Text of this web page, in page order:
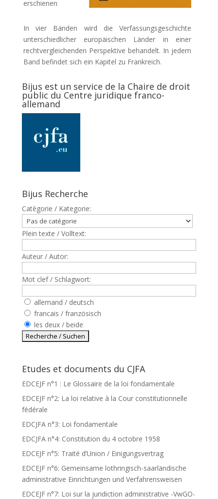
erschienen
In vier Bänden wird die Verfassungsgeschichte
unterschiedlicher europäischen Länder in einer
rechtvergleichenden Perspektive behandelt. In jedem
Band befindet sich ein Kapitel zu Frankreich.
Bijus est un service de la Chaire de droit
public du Centre juridique franco-
allemand
Bijus Recherche
Catègorie / Kategorie:
Plein texte / Volltext:
Auteur / Autor:
Mot clef / Schlagwort:
allemand / deutsch
francais / französisch
les deux / beide
Etudes et documents du CJFA
EDCEJF n°1 : Le Glossaire de la loi fondamentale
EDCEJF n°2: La loi relative à la Cour constitutionnelle
fédérale
EDCJFA n°3: Loi fondamentale
EDCJFA n°4: Constitution du 4 octobre 1958
EDCEJF n°5: Traité d’Union / Einigungsvertrag
EDCEJF n°6: Gemeinsame lothringisch-saarländische
administrative Einrichtungen und Verfahrensweisen
EDCEJF n°7: Loi sur la juridiction administrative -VwGO-